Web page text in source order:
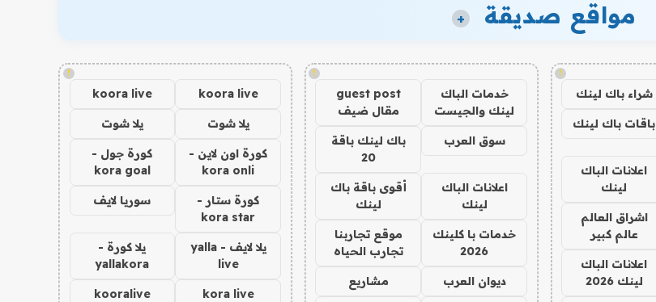
مواقع صديقة +
!
شراء باك لينك
باقات باك لينك
اعلانات الباك
لينك
اشراق العالم
عالم كبير
اعلانات الباك
لينك 2026
!
خدمات الباك
لينك والجيست
guest post
مقال ضيف
سوق العرب
باك لينك باقة
20
اعلانات الباك
لينك
أقوى باقة باك
لينك
خدمات با كلينك
2026
موقع تجاربنا
تجارب الحياه
ديوان العرب مشاريع
!
koora live
koora live
يلا شوت يلا شوت
كورة اون لاين -
kora onli
كورة جول -
kora goal
كورة ستار -
kora star
سوريا لايف
يلا لايف - yalla
live
يلا كورة -
yallakora
kora live
kooralive